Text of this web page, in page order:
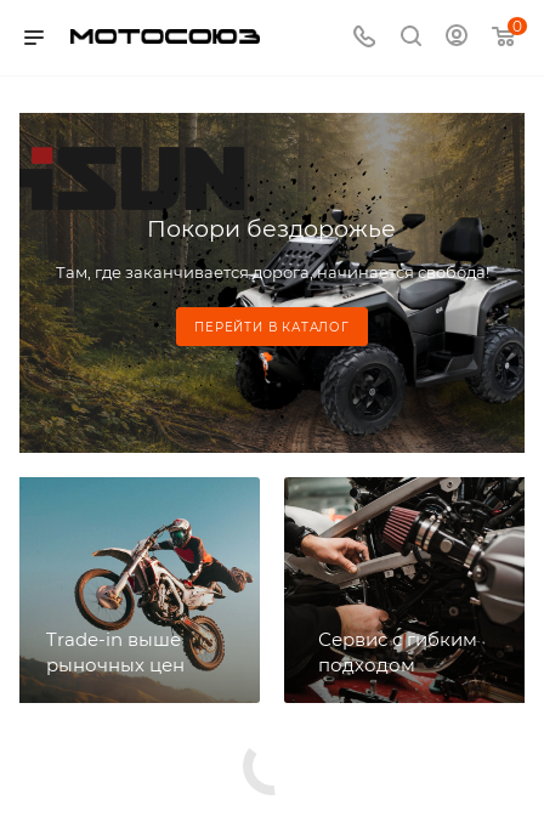
0
Покори бездорожье
Там, где заканчивается дорога, начинается свобода!
ПЕРЕЙТИ В КАТАЛОГ
Trade-in выше
рыночных цен
Сервис с гибким
подходом